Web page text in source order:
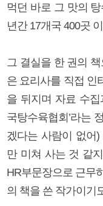
먹던 바로 그 맛의
년간 17개국 400곳
그 결실을 한 권의
은 요리사를 직접 인
을 뒤지며 자료 수집
국탕수육협회’라는
겠다는 사람이 없어
만 미쳐 사는 것 같
HR부문장으로 근무
의 책을 쓴 작가이기